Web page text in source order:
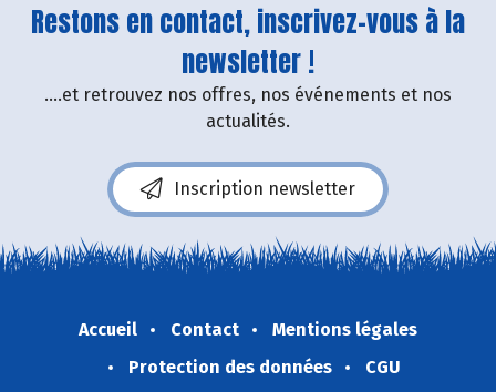
Restons en contact, inscrivez-vous à la
newsletter !
....et retrouvez nos offres, nos événements et nos
actualités.
Inscription newsletter
Accueil Contact
Mentions légales
Protection des données
CGU